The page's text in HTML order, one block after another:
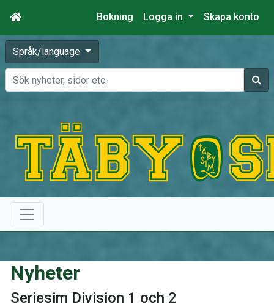
Bokning Logga in Skapa konto
Språk/language
Sök
Nyheter
Seriesim Division 1 och 2